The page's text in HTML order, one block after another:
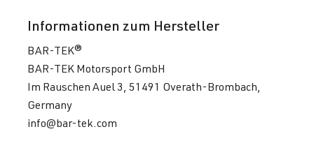
Informationen zum Hersteller
BAR-TEK®
BAR-TEK Motorsport GmbH
Im Rauschen Auel 3, 51491 Overath-Brombach,
Germany
info@bar-tek.com